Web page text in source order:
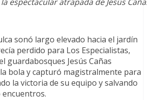
sonó largo elevado hacia el jardín
perdido para Los Especialistas,
guardabosques Jesús Cañas
bola y capturó magistralmente para
la victoria de su equipo y salvando